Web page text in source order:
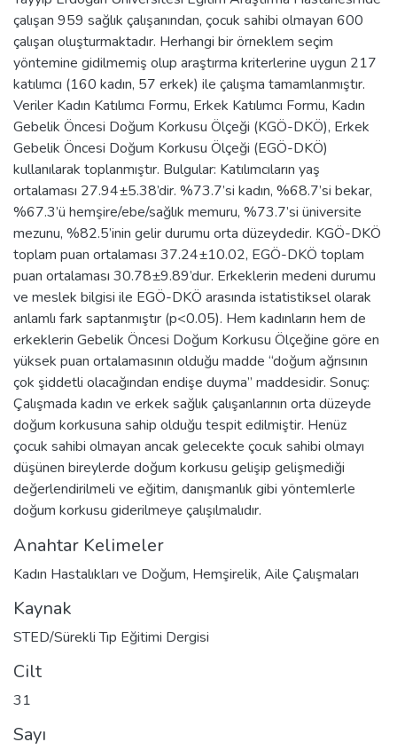
çalışan 959 sağlık çalışanından, çocuk sahibi olmayan 600
çalışan oluşturmaktadır. Herhangi bir örneklem seçim
yöntemine gidilmemiş olup araştırma kriterlerine uygun 217
katılımcı (160 kadın, 57 erkek) ile çalışma tamamlanmıştır.
Veriler Kadın Katılımcı Formu, Erkek Katılımcı Formu, Kadın
Gebelik Öncesi Doğum Korkusu Ölçeği (KGÖ-DKÖ), Erkek
Gebelik Öncesi Doğum Korkusu Ölçeği (EGÖ-DKÖ)
kullanılarak toplanmıştır. Bulgular: Katılımcıların yaş
ortalaması 27.94±5.38’dir. %73.7’si kadın, %68.7’si bekar,
%67.3’ü hemşire/ebe/sağlık memuru, %73.7’si üniversite
mezunu, %82.5’inin gelir durumu orta düzeydedir. KGÖ-DKÖ
toplam puan ortalaması 37.24±10.02, EGÖ-DKÖ toplam
puan ortalaması 30.78±9.89’dur. Erkeklerin medeni durumu
ve meslek bilgisi ile EGÖ-DKÖ arasında istatistiksel olarak
anlamlı fark saptanmıştır (p<0.05). Hem kadınların hem de
erkeklerin Gebelik Öncesi Doğum Korkusu Ölçeğine göre en
yüksek puan ortalamasının olduğu madde “doğum ağrısının
çok şiddetli olacağından endişe duyma” maddesidir. Sonuç:
Çalışmada kadın ve erkek sağlık çalışanlarının orta düzeyde
doğum korkusuna sahip olduğu tespit edilmiştir. Henüz
çocuk sahibi olmayan ancak gelecekte çocuk sahibi olmayı
düşünen bireylerde doğum korkusu gelişip gelişmediği
değerlendirilmeli ve eğitim, danışmanlık gibi yöntemlerle
doğum korkusu giderilmeye çalışılmalıdır.
Anahtar Kelimeler
Kadın Hastalıkları ve Doğum, Hemşirelik, Aile Çalışmaları
Kaynak
STED/Sürekli Tıp Eğitimi Dergisi
Cilt
31
Sayı